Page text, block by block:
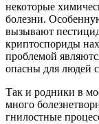
некоторые
болезни.
вызывают
криптоспориды
проблемой
опасны для людей
Так и родники в
много
гнилостные